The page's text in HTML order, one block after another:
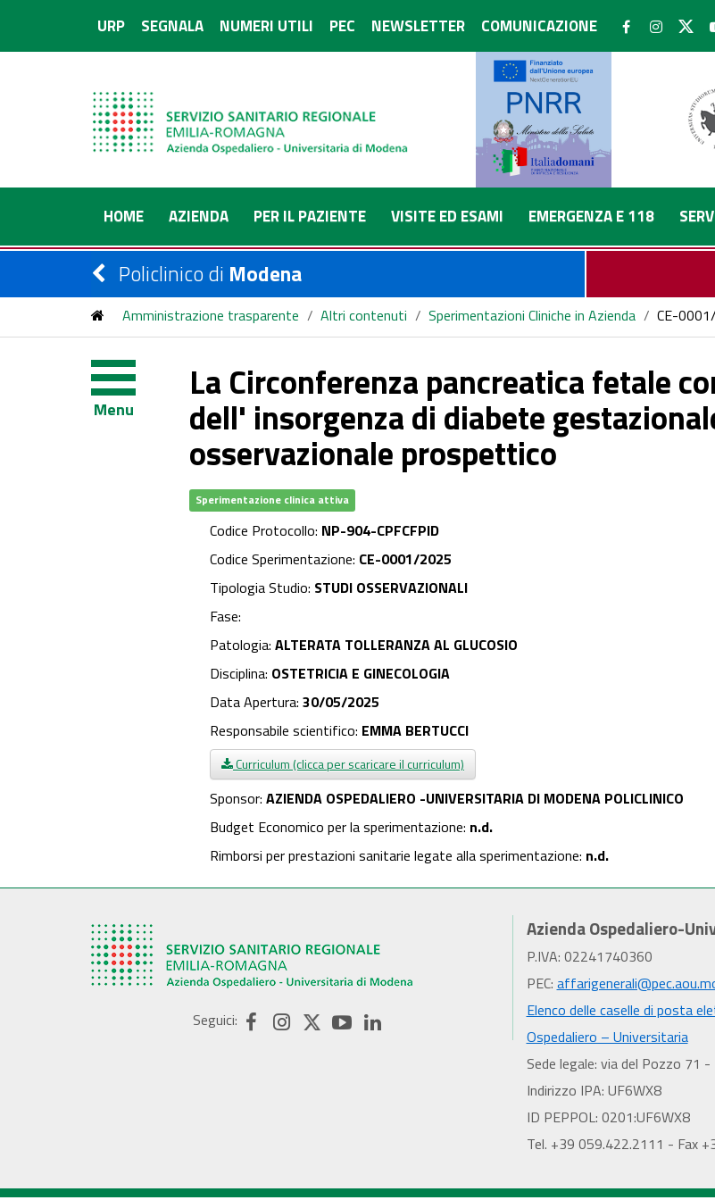
URP SEGNALA NUMERI UTILI PEC NEWSLETTER COMUNICAZIONE
HOME AZIENDA PER IL PAZIENTE VISITE ED ESAMI EMERGENZA E 118
Policlinico di Modena
Amministrazione trasparente / Altri contenuti / Sperimentazioni Cliniche in Azienda / CE-
Menu
La Circonferenza pancreatica fetale
dell' insorgenza di diabete
osservazionale prospettico
Sperimentazione clinica attiva
Codice Protocollo: NP-904-CPFCFPID
Codice Sperimentazione: CE-0001/2025
Tipologia Studio: STUDI OSSERVAZIONALI
Fase:
Patologia: ALTERATA TOLLERANZA AL GLUCOSIO
Disciplina: OSTETRICIA E GINECOLOGIA
Data Apertura: 30/05/2025
Responsabile scientifico: EMMA BERTUCCI
Curriculum (clicca per scaricare il curriculum)
Sponsor: AZIENDA OSPEDALIERO -UNIVERSITARIA DI MODENA POLICLINICO
Budget Economico per la sperimentazione: n.d.
Rimborsi per prestazioni sanitarie legate alla sperimentazione: n.d.
Seguici:
Azienda Ospedaliero-
P.IVA: 02241740360
PEC:
Elenco delle caselle di posta
Ospedaliero – Universitaria
Sede legale: via del Pozzo 71
Indirizzo IPA: UF6WX8
ID PEPPOL: 0201:UF6WX8
Tel. +39 059.422.2111 - Fax